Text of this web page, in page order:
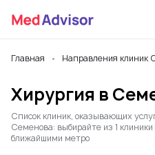
Главная Направления клиник
Хирургия в
Список клиник, оказывающих
Семенова: выбирайте из 1
ближайшими метро